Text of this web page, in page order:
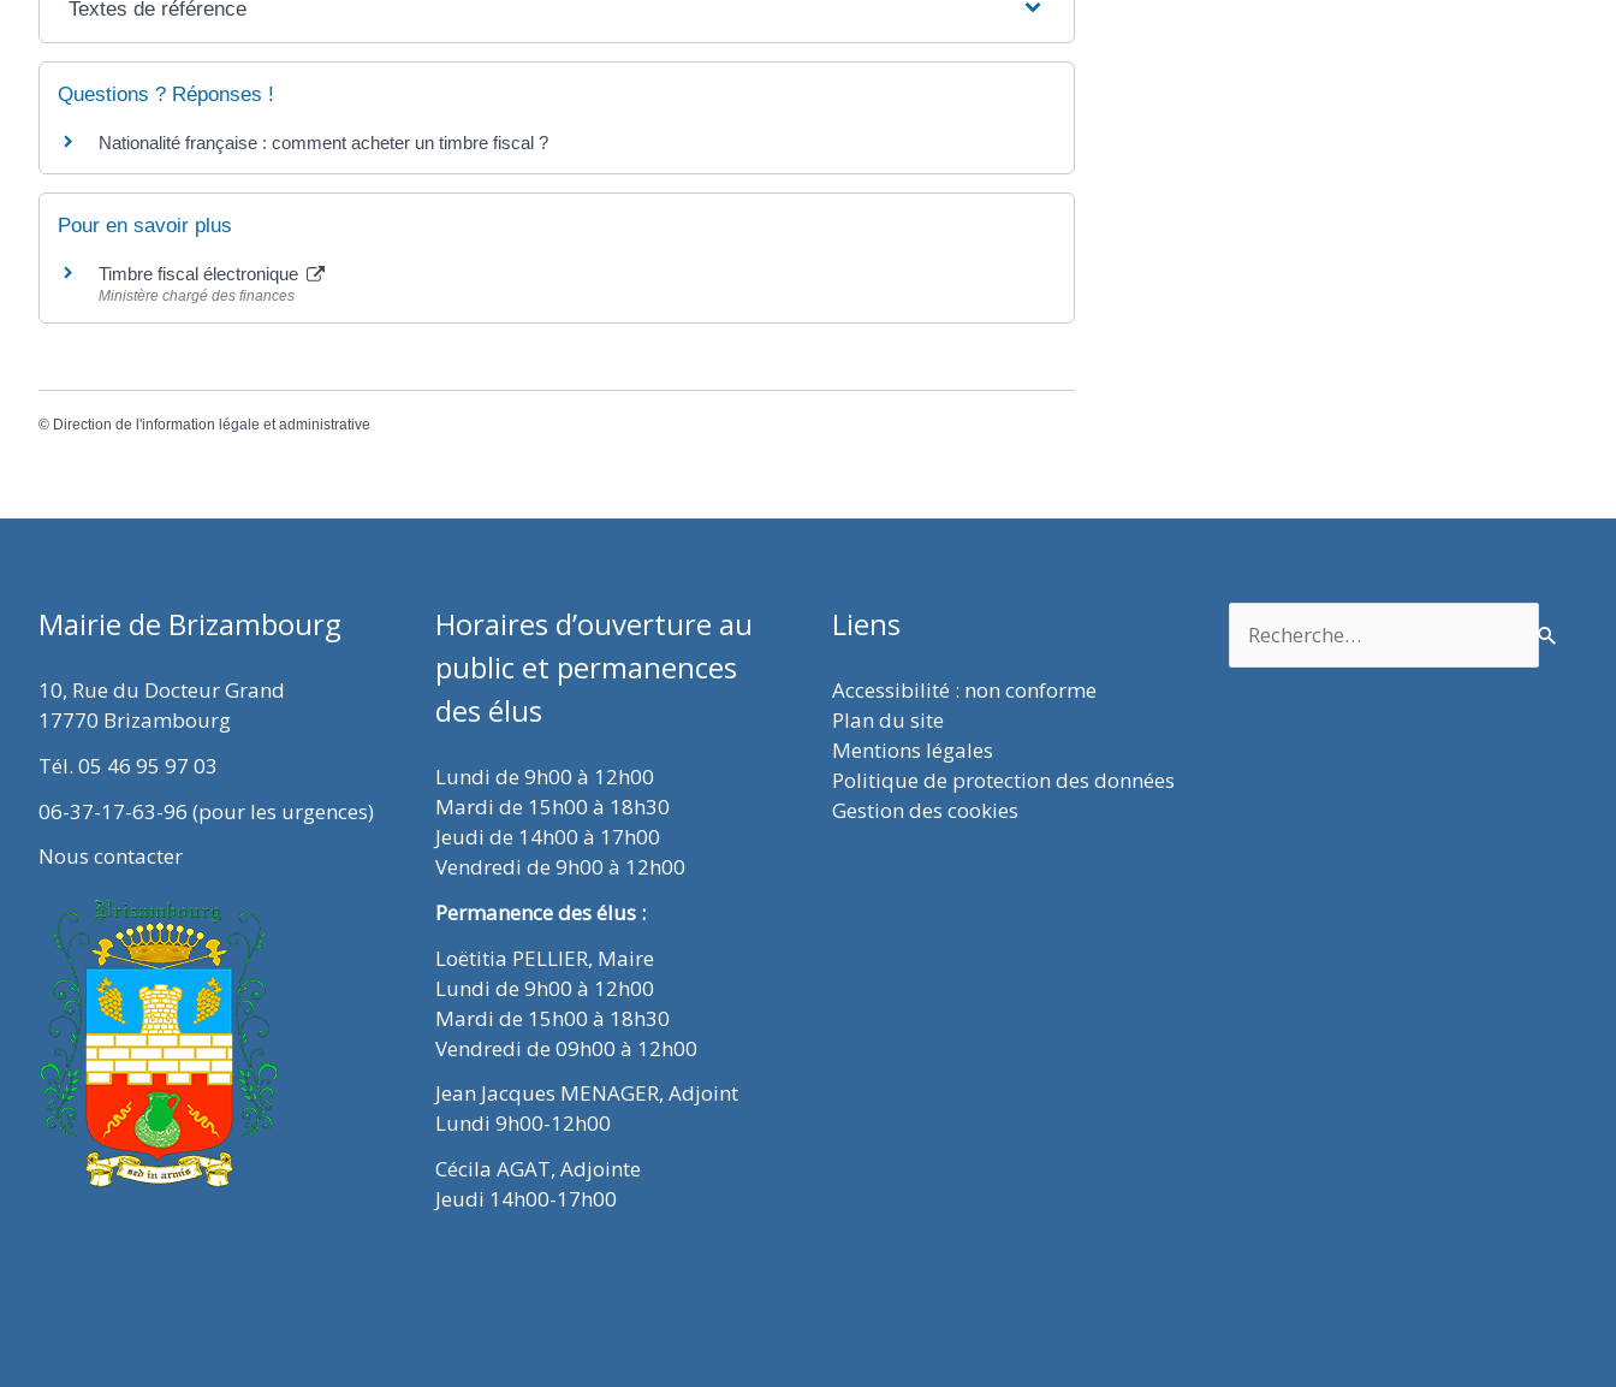
Textes de référence
Questions ? Réponses !
Nationalité française : comment acheter un timbre fiscal ?
Pour en savoir plus
Timbre fiscal électronique
Ministère chargé des finances
© Direction de l'information légale et administrative
Mairie de Brizambourg
10, Rue du Docteur Grand
17770 Brizambourg
Tél. 05 46 95 97 03
06-37-17-63-96 (pour les urgences)
Nous contacter
Horaires d’ouverture au
public et permanences
des élus
Lundi de 9h00 à 12h00
Mardi de 15h00 à 18h30
Jeudi de 14h00 à 17h00
Vendredi de 9h00 à 12h00
Permanence des élus :
Loëtitia PELLIER, Maire
Lundi de 9h00 à 12h00
Mardi de 15h00 à 18h30
Vendredi de 09h00 à 12h00
Jean Jacques MENAGER, Adjoint
Lundi 9h00-12h00
Cécila AGAT, Adjointe
Jeudi 14h00-17h00
Liens
Accessibilité : non conforme
Plan du site
Mentions légales
Politique de protection des données
Gestion des cookies